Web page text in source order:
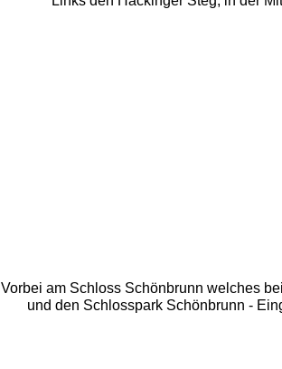
Vorbei am Schloss Schönbrunn welches
und den Schlosspark Schönbrunn -